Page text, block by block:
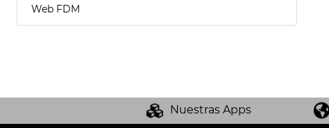
Web FDM
Nuestras Apps